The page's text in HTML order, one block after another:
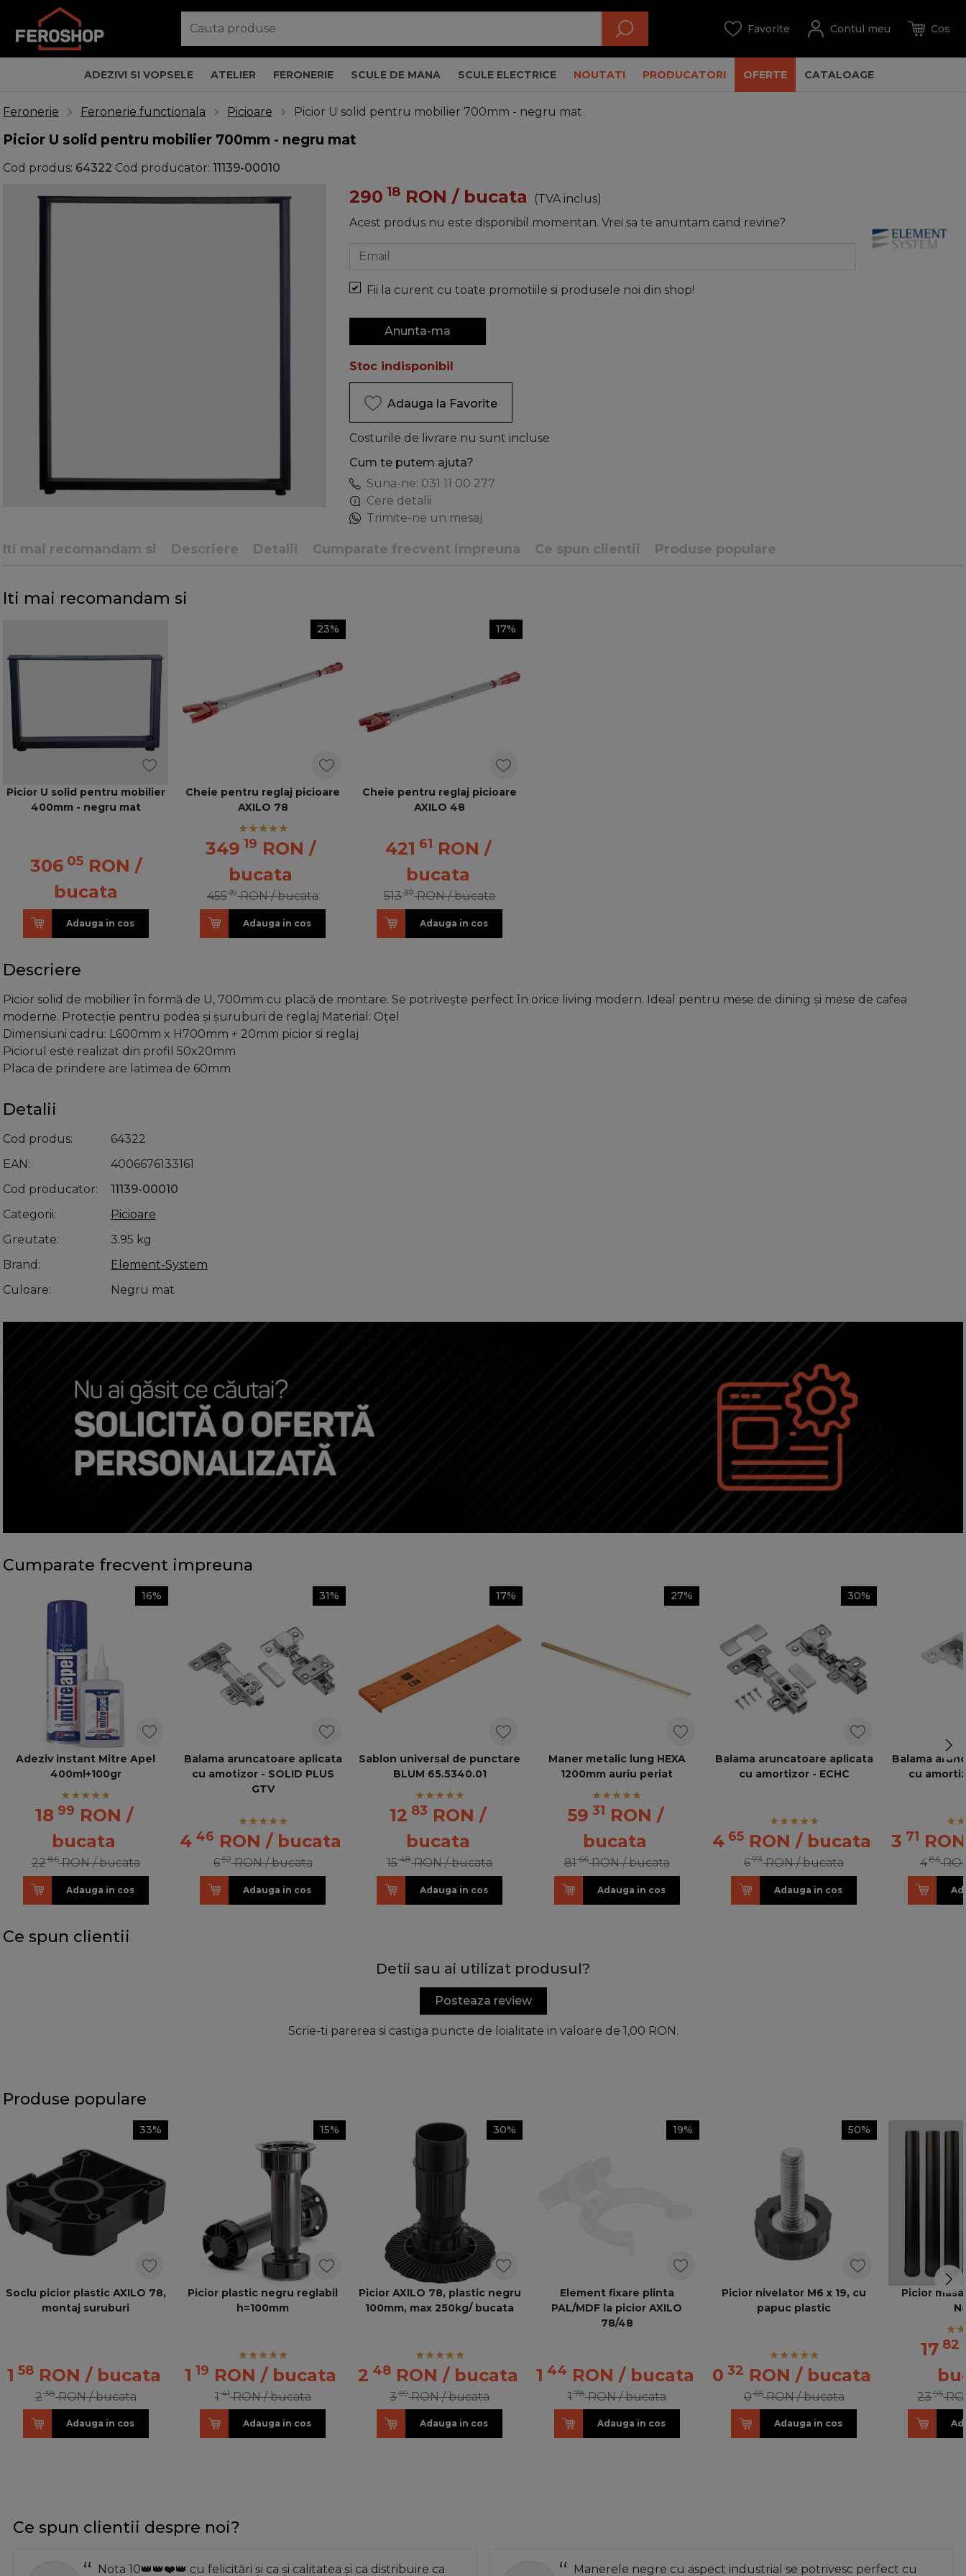
ADEZIVI SI VOPSELE ATELIER FERONERIE SCULE DE MANA SCULE ELECTRICE NOUTATI PRODUCATORI OFERTE CATALOAGE
Feronerie Feronerie functionala Picioare Picior U solid pentru mobilier 700mm - negru mat
Picior U solid pentru mobilier 700mm - negru mat
Cod produs: 64322 Cod producator: 11139-00010
290 18 RON / bucata
(TVA inclus)
Acest produs nu este disponibil momentan. Vrei sa te anuntam cand revine?
Email
Fii la curent cu toate promotiile si produsele noi din shop!
Anunta-ma
Stoc indisponibil
Adauga la Favorite
Costurile de livrare nu sunt incluse
Cum te putem ajuta?
Suna-ne: 031 11 00 277
Cere detalii
Trimite-ne un mesaj
Iti mai recomandam si Descriere Detalii Cumparate frecvent impreuna Ce spun clientii Produse populare
Iti mai recomandam si
Picior U solid pentru mobilier
400mm - negru mat
306 05 RON /
bucata
Adauga in cos
23%
Cheie pentru reglaj picioare
AXILO 78
349 19 RON /
bucata
45519 RON / bucata
Adauga in cos
17%
Cheie pentru reglaj picioare
AXILO 48
421 61 RON /
bucata
51337 RON / bucata
Adauga in cos
Descriere
Picior solid de mobilier în formă de U, 700mm cu placă de montare. Se potrivește perfect în orice living modern. Ideal pentru mese de dining și mese de cafea
moderne. Protecție pentru podea și șuruburi de reglaj Material: Oțel
Dimensiuni cadru: L600mm x H700mm + 20mm picior si reglaj
Piciorul este realizat din profil 50x20mm
Placa de prindere are latimea de 60mm
Detalii
Cod produs
64322
EAN
4006676133161
Cod producator
11139-00010
Categorii
Picioare
Greutate
3.95 kg
Brand
Element-System
Culoare
Negru mat
Cumparate frecvent impreuna
16%
Adeziv instant Mitre Apel
400ml+100gr
18 99 RON /
bucata
2286 RON / bucata
Adauga in cos
31%
Balama aruncatoare aplicata
cu amotizor - SOLID PLUS
GTV
4 46 RON / bucata
652 RON / bucata
Adauga in cos
17%
Sablon universal de punctare
BLUM 65.5340.01
12 83 RON /
bucata
1548 RON / bucata
Adauga in cos
27%
Maner metalic lung HEXA
1200mm auriu periat
59 31 RON /
bucata
8166 RON / bucata
Adauga in cos
30%
Balama aruncatoare aplicata
cu amortizor - ECHC
4 65 RON / bucata
673 RON / bucata
Adauga in cos
Balama
cu
3 71 RON
486
Ce spun clientii
Detii sau ai utilizat produsul?
Posteaza review
Scrie-ti parerea si castiga puncte de loialitate in valoare de 1,00 RON.
Produse populare
33%
Soclu picior plastic AXILO 78,
montaj suruburi
1 58 RON / bucata
238 RON / bucata
Adauga in cos
15%
Picior plastic negru reglabil
h=100mm
1 19 RON / bucata
141 RON / bucata
Adauga in cos
30%
Picior AXILO 78, plastic negru
100mm, max 250kg/ bucata
2 48 RON / bucata
359 RON / bucata
Adauga in cos
19%
Element fixare plinta
PAL/MDF la picior AXILO
78/48
1 44 RON / bucata
178 RON / bucata
Adauga in cos
50%
Picior nivelator M6 x 19, cu
papuc plastic
0 32 RON / bucata
065 RON / bucata
Adauga in cos
Picior
1782
2395
Ce spun clientii despre noi?
Nota 10👑👑❤️👑 cu felicitări și ca și calitatea și ca distribuire ca Manerele negre cu aspect industrial se potrivesc perfect cu